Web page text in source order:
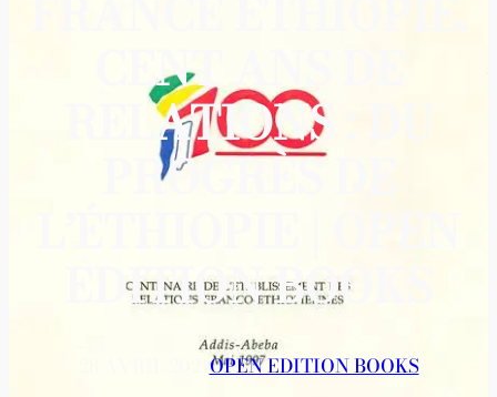
CENT ANS DE
RELATIONS : DU
PROGRÈS DE
EDITION BOOKS
OPEN EDITION BOOKS